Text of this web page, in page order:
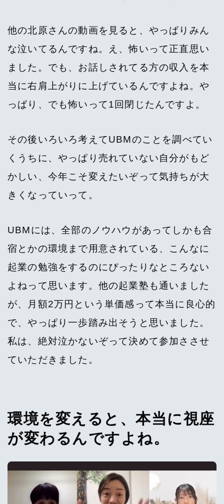
他の北原さんの動画を見ると、やっぱりみん
な泣いてるんですね。え、怖いって正直思い
ました。でも、お話しされてる方の収入を本
当に右肩上がりに上げているんですよね。や
っぱり、でも怖いって1回閉じたんですよ。
その後いろいろ考えてUBMのことを調べてい
くうちに、やっぱり売れていない自分がもど
かしい、今年こそ変えたいぞって気持ちが大
きくなっていって。
UBMには、全部のノウハウがあってしかも合
宿とかの環境まで用意されている、こんなに
起業の勉強をするのにぴったりなところない
よねって思います。他の起業塾も通いました
が、月額2万円という単価感って本当に良心的
で、やっぱり一歩踏み出そうと思いました。
私は、絶対泣かないぞって決めて参加ささせ
ていただきました。
環境を変えると、本当に視座
が変わるんですよね。